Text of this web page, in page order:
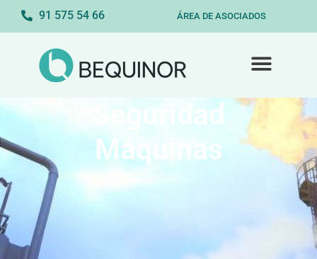
91 575 54 66 ÁREA DE ASOCIADOS
Seguridad
Máquinas